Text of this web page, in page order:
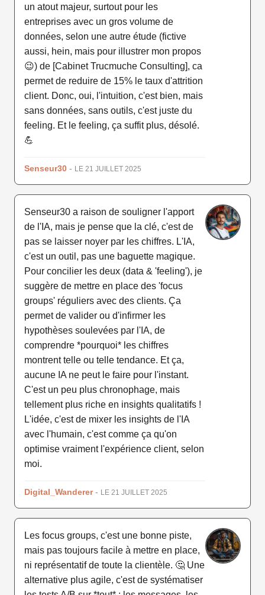
un atout majeur, surtout pour les
entreprises avec un gros volume de
données, selon une autre étude (fictive
aussi, hein, mais pour illustrer mon propos
😉) de [Cabinet Trucmuche Consulting], ca
permet de reduire de 15% le taux d'attrition
client. Donc, oui, l'intuition, c'est bien, mais
sans données, sans outils, c'est juste du
feeling. Et le feeling, ça suffit plus, désolé.
💪
Senseur30 - LE 21 JUILLET 2025
Senseur30 a raison de souligner l'apport
de l'IA, mais je pense que la clé, c'est de
pas se laisser noyer par les chiffres. L'IA,
c'est un outil, pas une baguette magique.
Pour concilier les deux (data & 'feeling'), je
suggère de mettre en place des 'focus
groups' réguliers avec des clients. Ça
permet de valider ou d'infirmer les
hypothèses soulevées par l'IA, de
comprendre *pourquoi* les chiffres
montrent telle ou telle tendance. Et ça,
aucune IA ne peut le faire pour l'instant.
C'est un peu plus chronophage, mais
tellement plus riche en insights qualitatifs !
L'idée, c'est de mixer les insights de l'IA
avec l'humain, c'est comme ça qu'on
optimise vraiment l'expérience client, selon
moi.
Digital_Wanderer- LE 21 JUILLET 2025
Les focus groups, c'est une bonne piste,
mais pas toujours facile à mettre en place,
ni représentatif de toute la clientèle. 🤔 Une
alternative plus agile, c'est de systématiser